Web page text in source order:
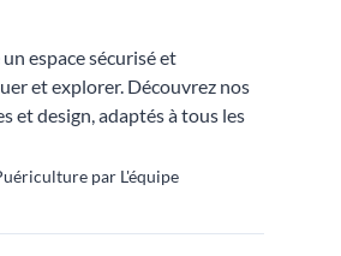
espace sécurisé et
et explorer. Découvrez nos
et design, adaptés à tous les
par L'équipe